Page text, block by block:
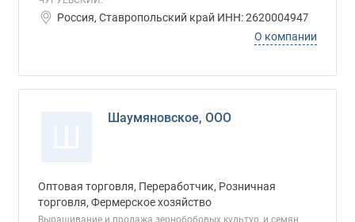
Россия, Ставропольский край ИНН: 2620004947
О компании
Шаумяновское, ООО
Оптовая торговля, Переработчик, Розничная
торговля, Фермерское хозяйство
Выращивание и продажа зернобобовых культур, и семян